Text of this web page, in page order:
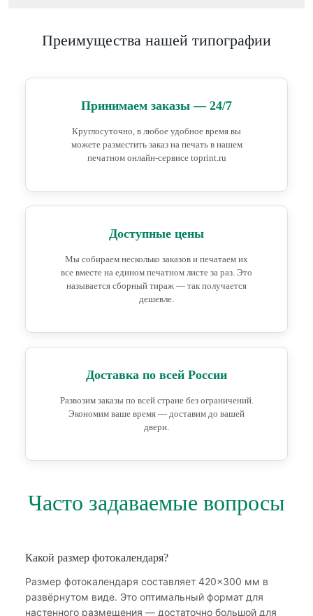
Преимущества нашей типографии
Принимаем заказы — 24/7
Круглосуточно, в любое удобное время вы
можете разместить заказ на печать в нашем
печатном онлайн-сервисе toprint.ru
Доступные цены
Мы собираем несколько заказов и печатаем их
все вместе на едином печатном листе за раз. Это
называется сборный тираж — так получается
дешевле.
Доставка по всей России
Развозим заказы по всей стране без ограничений.
Экономим ваше время — доставим до вашей
двери.
Часто задаваемые вопросы
Какой размер фотокалендаря?
Размер фотокалендаря составляет 420×300 мм в
развёрнутом виде. Это оптимальный формат для
настенного размещения — достаточно большой для